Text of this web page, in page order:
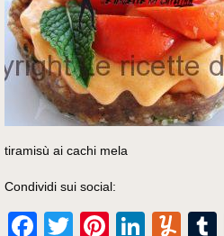
tiramisù ai cachi mela
Condividi sui social:
F
T
Pi Li
Y